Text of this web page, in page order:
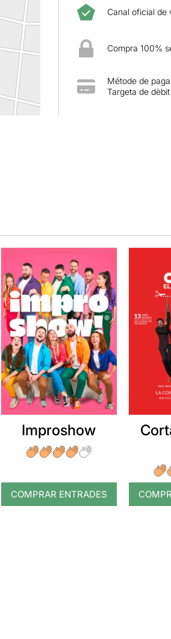
Canal oficial de
Compra 100%
Métode de
Targeta de
Improshow
COMPRAR ENTRADES